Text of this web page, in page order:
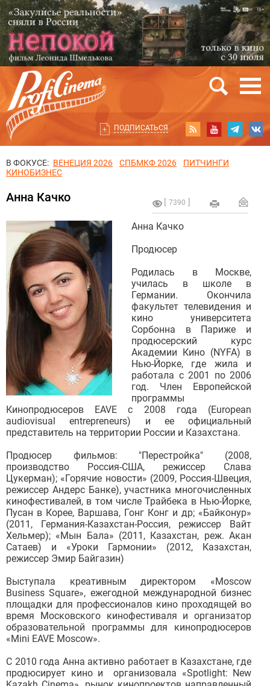
ПОДПИСАТЬСЯ
В ФОКУСЕ: ВЕНЕЦИЯ 2026 СПБМКФ 2026
ПИТЧИНГИ
КИНОБИЗНЕС
7390
Анна Качко
Анна Качко
Продюсер
Родилась в Москве,
училась в школе в
Германии. Окончила
факультет телевидения и
кино университета
Сорбонна в Париже и
продюсерский курс
Академии Кино (NYFA) в
Нью-Йорке, где жила и
работала с 2001 по 2006
год. Член Европейской
программы
Кинопродюсеров EAVE с 2008 года (European
audiovisual entrepreneurs) и ее официальный
представитель на территории России и Казахстана.
Продюсер фильмов: "Перестройка" (2008,
производство Россия-США, режиссер Слава
Цукерман); «Горячие новости» (2009, Россия-Швеция,
режиссер Андерс Банке), участника многочисленных
кинофестивалей, в том числе Трайбека в Нью-Йорке,
Пусан в Корее, Варшава, Гонг Конг и др; «Байконур»
(2011, Германия-Казахстан-Россия, режиссер Вайт
Хельмер); «Мын Бала» (2011, Казахстан, реж. Акан
Сатаев) и «Уроки Гармонии» (2012, Казахстан,
режиссер Эмир Байгазин)
Выступала креативным директором «Moscow
Business Square», ежегодной международной бизнес
площадки для профессионалов кино проходящей во
время Московского кинофестиваля и организатор
образовательной программы для кинопродюсеров
«Mini EAVE Moscow».
С 2010 года Анна активно работает в Казахстане, где
продюсирует кино и организовала «Spotlight: New